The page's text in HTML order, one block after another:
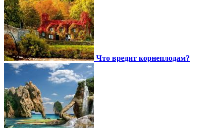
Что вредит корнеплодам?